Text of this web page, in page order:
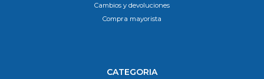
Cambios y devoluciones
Compra mayorista
CATEGORIA